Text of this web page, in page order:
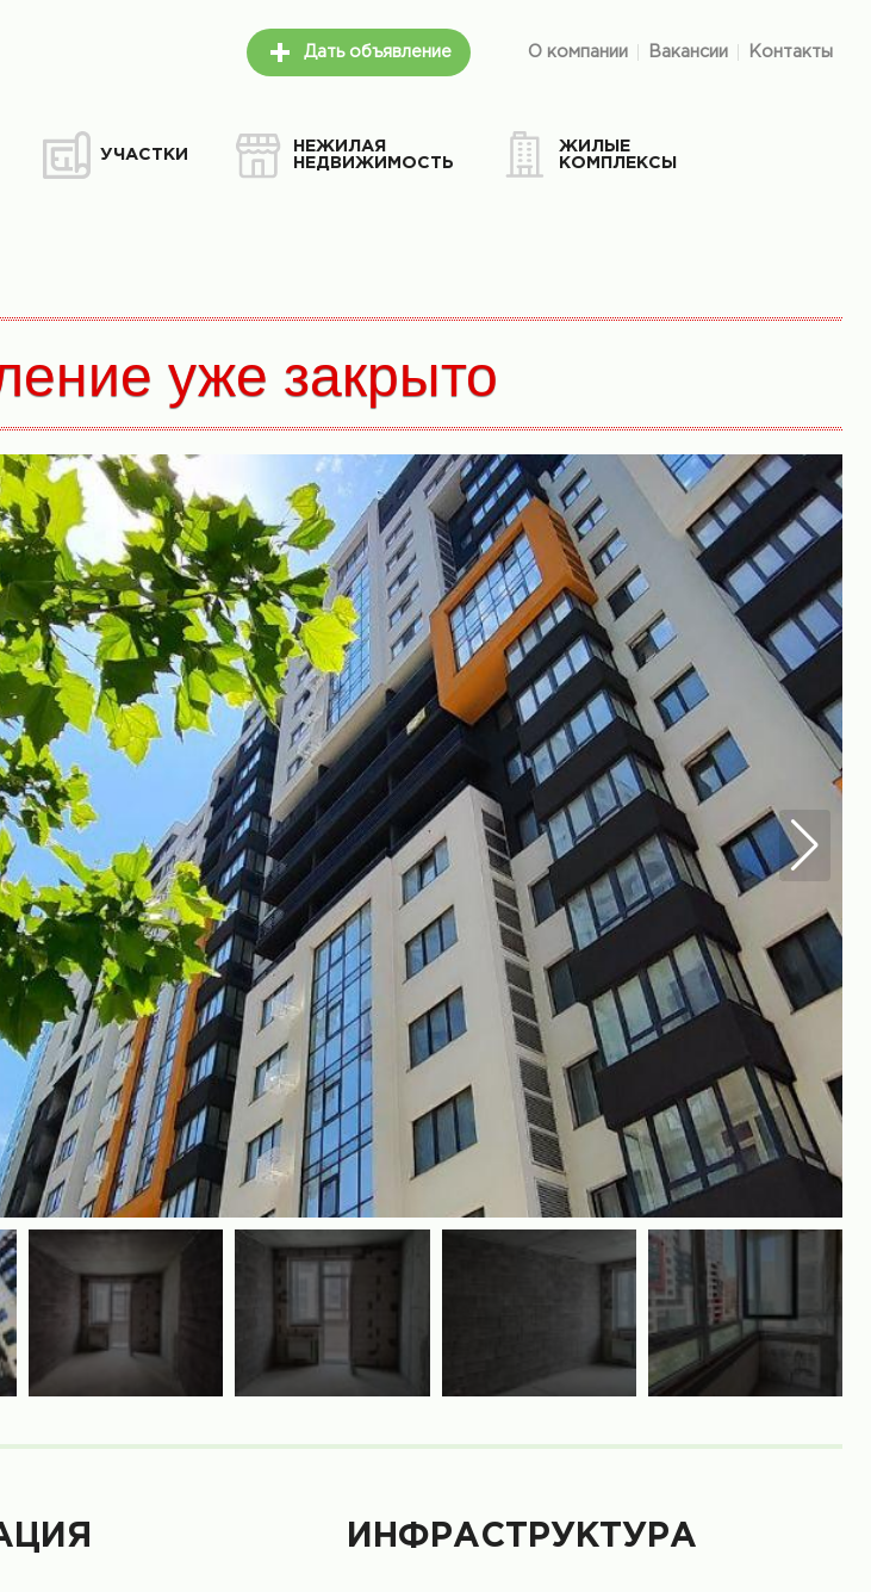
Дать объявление О компании Вакансии Контакты
УЧАСТКИ
НЕЖИЛАЯ
НЕДВИЖИМОСТЬ
ЖИЛЫЕ
КОМПЛЕКСЫ
уже закрыто
ИНФРАСТРУКТУРА